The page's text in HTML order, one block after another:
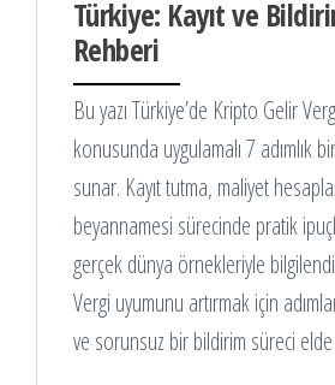
Türkiye: Kayıt ve
Rehberi
Bu yazı Türkiye’de Kripto Gelir
konusunda uygulamalı 7 adımlık
sunar. Kayıt tutma, maliyet
beyannamesi sürecinde pratik
gerçek dünya örnekleriyle
Vergi uyumunu artırmak için
ve sorunsuz bir bildirim süreci